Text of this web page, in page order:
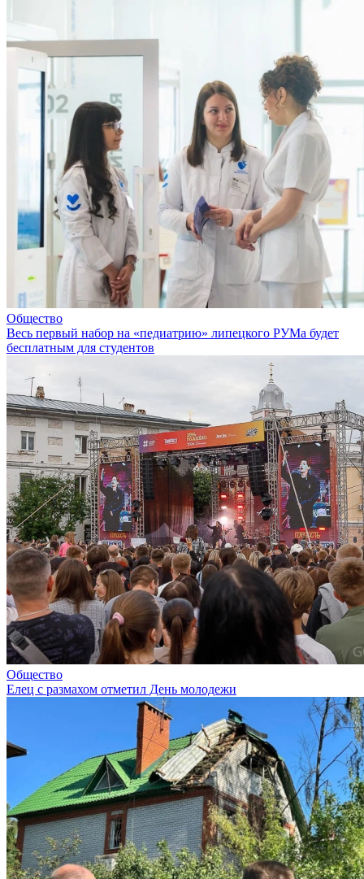
Общество
Весь первый набор на «педиатрию» липецкого РУМа будет
бесплатным для студентов
Общество
Елец с размахом отметил День молодежи